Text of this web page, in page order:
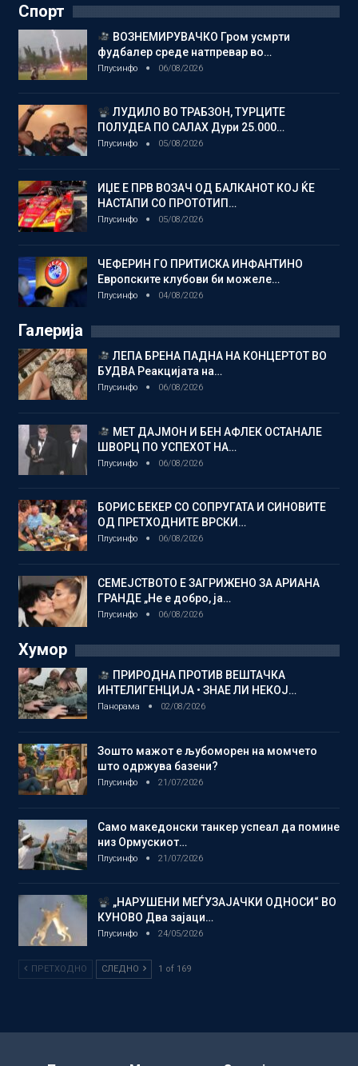
Спорт
ВОЗНЕМИРУВАЧКО Гром усмрти
фудбалер среде натпревар во…
Плусинфо 06/08/2026
ЛУДИЛО ВО ТРАБЗОН, ТУРЦИТЕ
ПОЛУДЕА ПО САЛАХ Дури 25.000…
Плусинфо 05/08/2026
ИЏЕ Е ПРВ ВОЗАЧ ОД БАЛКАНОТ КОЈ ЌЕ
НАСТАПИ СО ПРОТОТИП…
Плусинфо 05/08/2026
ЧЕФЕРИН ГО ПРИТИСКА ИНФАНТИНО
Европските клубови би можеле…
Плусинфо 04/08/2026
Галерија
ЛЕПА БРЕНА ПАДНА НА КОНЦЕРТОТ ВО
БУДВА Реакцијата на…
Плусинфо 06/08/2026
МЕТ ДАЈМОН И БЕН АФЛЕК ОСТАНАЛЕ
ШВОРЦ ПО УСПЕХОТ НА…
Плусинфо 06/08/2026
БОРИС БЕКЕР СО СОПРУГАТА И СИНОВИТЕ
ОД ПРЕТХОДНИТЕ ВРСКИ…
Плусинфо 06/08/2026
СЕМЕЈСТВОТО Е ЗАГРИЖЕНО ЗА АРИАНА
ГРАНДЕ „Не е добро, ја…
Плусинфо 06/08/2026
Хумор
ПРИРОДНА ПРОТИВ ВЕШТАЧКА
ИНТЕЛИГЕНЦИЈА • ЗНАЕ ЛИ НЕКОЈ…
Панорама 02/08/2026
Зошто мажот е љубоморен на момчето
што одржува базени?
Плусинфо 21/07/2026
Само македонски танкер успеал да помине
низ Ормускиот…
Плусинфо 21/07/2026
„НАРУШЕНИ МЕЃУЗАЈАЧКИ ОДНОСИ“ ВО
КУНОВО Два зајаци…
Плусинфо 24/05/2026
ПРЕТХОДНО СЛЕДНО 1 of 169